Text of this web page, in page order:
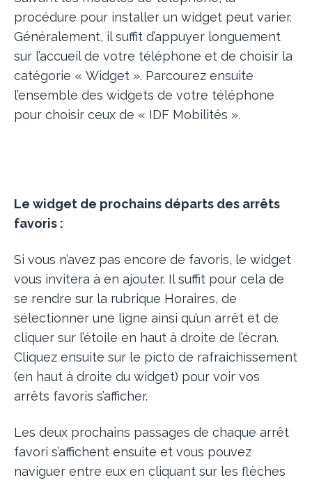
procédure pour installer un widget peut varier.
Généralement, il suffit d’appuyer longuement
sur l’accueil de votre téléphone et de choisir la
catégorie « Widget ». Parcourez ensuite
l’ensemble des widgets de votre téléphone
pour choisir ceux de « IDF Mobilités ».
Le widget de prochains départs des arrêts
favoris :
Si vous n’avez pas encore de favoris, le widget
vous invitera à en ajouter. Il suffit pour cela de
se rendre sur la rubrique Horaires, de
sélectionner une ligne ainsi qu’un arrêt et de
cliquer sur l’étoile en haut à droite de l’écran.
Cliquez ensuite sur le picto de rafraichissement
(en haut à droite du widget) pour voir vos
arrêts favoris s’afficher.
Les deux prochains passages de chaque arrêt
favori s’affichent ensuite et vous pouvez
naviguer entre eux en cliquant sur les flèches